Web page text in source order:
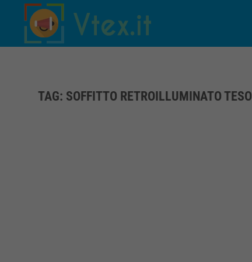
Skip to main content
TAG: SOFFITTO RETROILLUMINATO TESO